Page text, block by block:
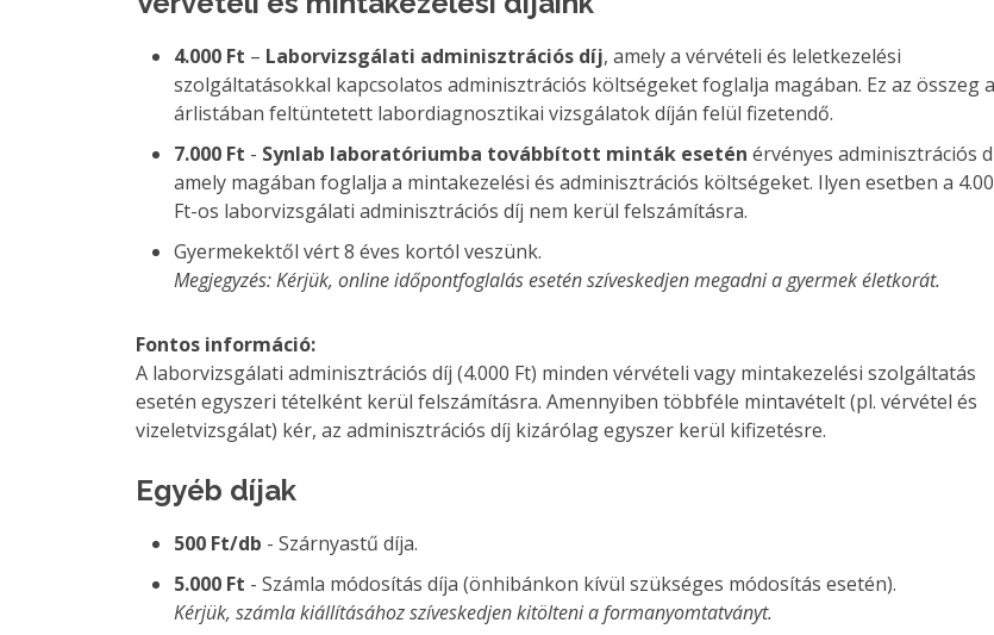
4.000 Ft – Laborvizsgálati adminisztrációs díj, amely a vérvételi és leletkezelési
szolgáltatásokkal kapcsolatos adminisztrációs költségeket foglalja magában. Ez az összeg
árlistában feltüntetett labordiagnosztikai vizsgálatok díján felül fizetendő.
7.000 Ft - Synlab laboratóriumba továbbított minták esetén érvényes adminisztrációs
amely magában foglalja a mintakezelési és adminisztrációs költségeket. Ilyen esetben a
Ft-os laborvizsgálati adminisztrációs díj nem kerül felszámításra.
Gyermekektől vért 8 éves kortól veszünk.
Megjegyzés: Kérjük, online időpontfoglalás esetén szíveskedjen megadni a gyermek életkorát.
Fontos információ:
A laborvizsgálati adminisztrációs díj (4.000 Ft) minden vérvételi vagy mintakezelési szolgáltatás
esetén egyszeri tételként kerül felszámításra. Amennyiben többféle mintavételt (pl. vérvétel és
vizeletvizsgálat) kér, az adminisztrációs díj kizárólag egyszer kerül kifizetésre.
Egyéb díjak
500 Ft/db - Szárnyastű díja.
5.000 Ft - Számla módosítás díja (önhibánkon kívül szükséges módosítás esetén).
Kérjük, számla kiállításához szíveskedjen kitölteni a formanyomtatványt.